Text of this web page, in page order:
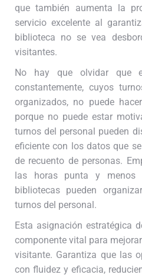
que también aumenta la
servicio excelente al
biblioteca no se vea
visitantes.
No hay que olvidar que
constantemente, cuyos
organizados, no puede
porque no puede estar
turnos del personal pueden
eficiente con los datos que
de recuento de personas.
las horas punta y
bibliotecas pueden
turnos del personal.
Esta asignación estratégica
componente vital para
visitante. Garantiza que las
con fluidez y eficacia,